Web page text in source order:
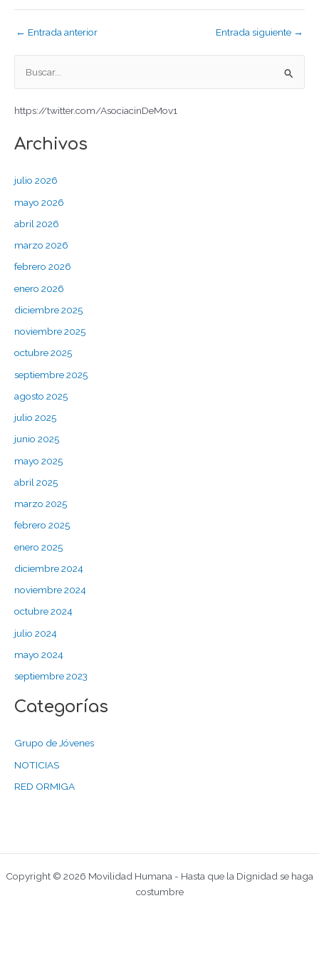
← Entrada anterior Entrada siguiente →
s
a
o
r
:
https://twitter.com/AsociacinDeMov1
Archivos
julio 2026
mayo 2026
abril 2026
marzo 2026
febrero 2026
enero 2026
diciembre 2025
noviembre 2025
octubre 2025
septiembre 2025
agosto 2025
julio 2025
junio 2025
mayo 2025
abril 2025
marzo 2025
febrero 2025
enero 2025
diciembre 2024
noviembre 2024
octubre 2024
julio 2024
mayo 2024
septiembre 2023
Categorías
Grupo de Jóvenes
NOTICIAS
RED ORMIGA
Copyright © 2026 Movilidad Humana - Hasta que la Dignidad se haga
costumbre